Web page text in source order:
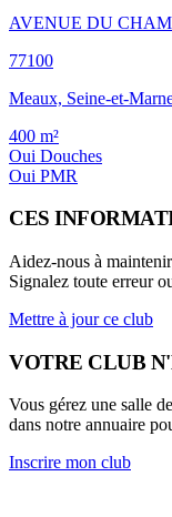
AVENUE DU
77100
Meaux, Seine-et-
400 m²
Oui Douches
Oui PMR
CES
Aidez-nous à
Signalez toute erreur
Mettre à jour ce club
VOTRE CLUB
Vous gérez une salle
dans notre annuaire
Inscrire mon club